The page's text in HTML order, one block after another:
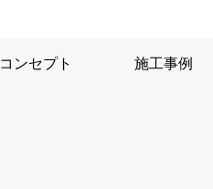
コンセプト 施工事例